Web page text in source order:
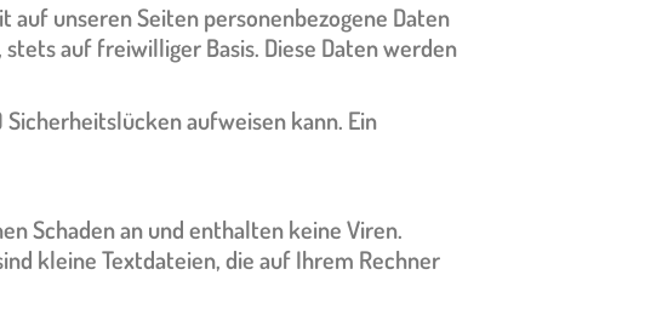
auf unseren Seiten personenbezogene Daten
auf freiwilliger Basis. Diese Daten werden
aufweisen kann. Ein
Schaden an und enthalten keine Viren.
kleine Textdateien, die auf Ihrem Rechner